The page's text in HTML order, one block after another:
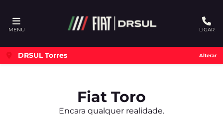
MENU LIGAR
DRSUL Torres Alterar
Fiat Toro
Encara qualquer realidade.